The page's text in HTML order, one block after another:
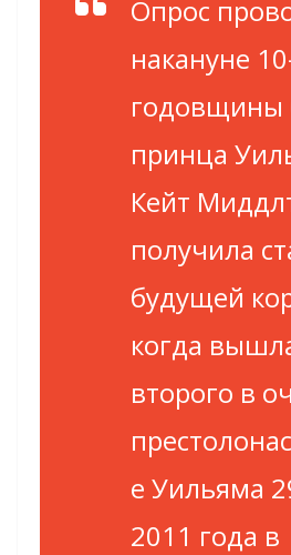
Опрос
накануне
годовщины
принца
Кейт
получила
будущей
когда
второго в
е Уильяма
2011 года в